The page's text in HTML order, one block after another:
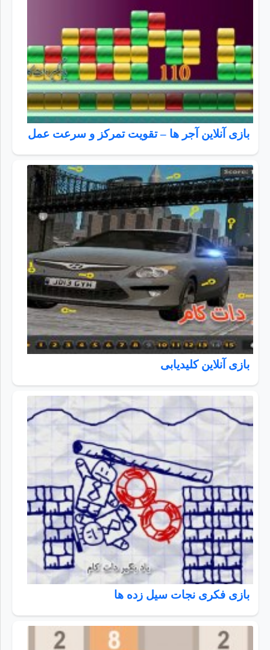
بازی آنلاین آجر ها – تقویت تمرکز و سرعت عمل
بازی آنلاین کلیدیابی
بازی فکری نجات سیل زده ها